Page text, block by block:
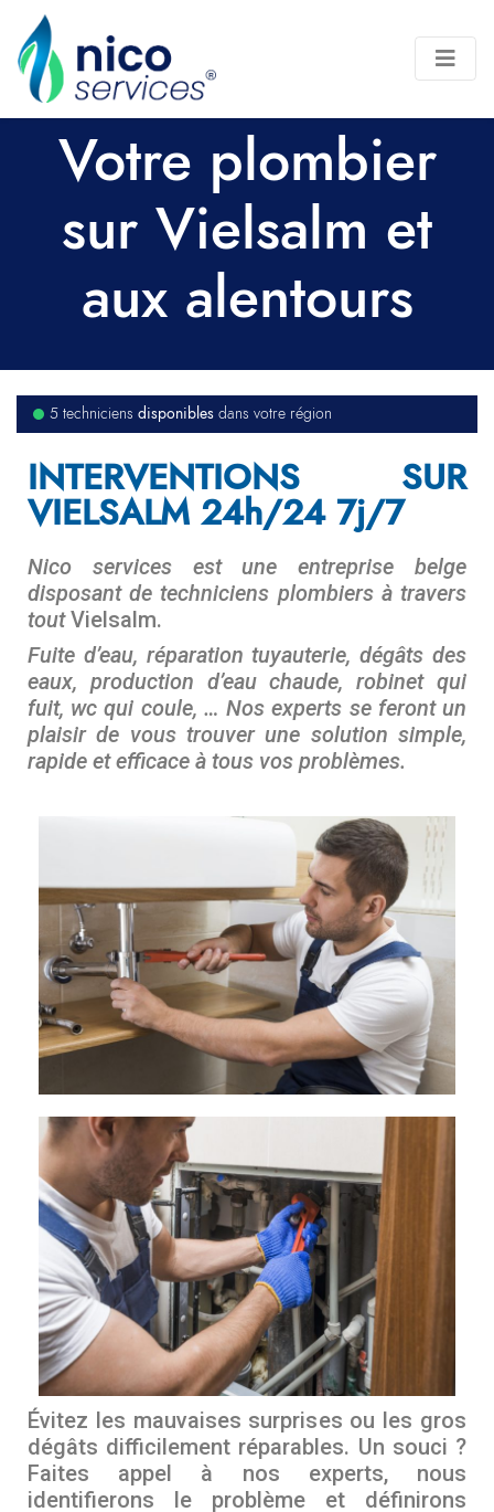
Votre plombier
sur Vielsalm et
aux alentours
5 techniciensdisponibles dans votre région
INTERVENTIONS SUR
VIELSALM 24h/24 7j/7
Nico services est une entreprise belge
disposant de techniciens plombiers à travers
toutVielsalm.
Fuite d’eau, réparation tuyauterie, dégâts des
eaux, production d’eau chaude, robinet qui
fuit, wc qui coule, … Nos experts se feront un
plaisir de vous trouver une solution simple,
rapide et efficace à tous vos problèmes.
Évitez les mauvaises surprises ou les gros
dégâts difficilement réparables. Un souci ?
Faites appel à nos experts, nous
identifierons le problème et définirons